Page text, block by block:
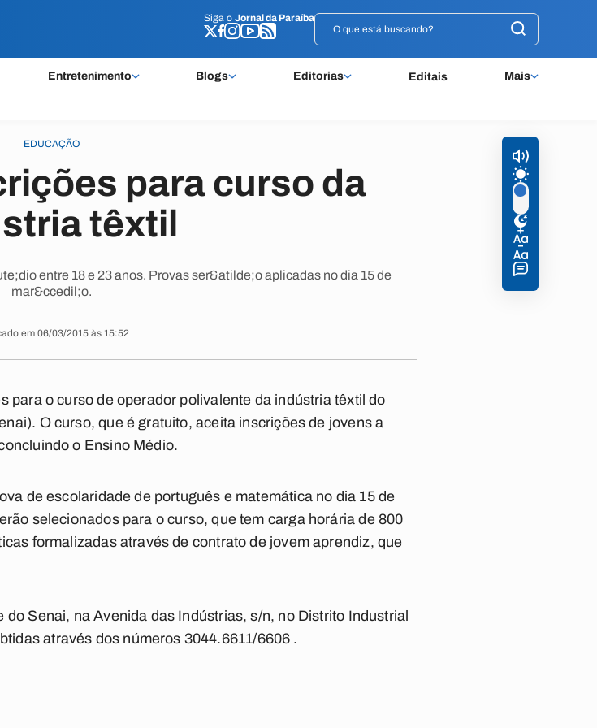
Siga o Jornal da Paraíba
Entretenimento Blogs Editorias Editais Mais
Siga o Jornal da Paraíba
EDUCAÇÃO
para curso da
têxtil
entre 18 e 23 anos. Provas ser&atilde;o aplicadas no dia 15 de
mar&ccedil;o.
em 06/03/2015 às 15:52
para o curso de operador polivalente da indústria têxtil do
O curso, que é gratuito, aceita inscrições de jovens a
o Ensino Médio.
de escolaridade de português e matemática no dia 15 de
selecionados para o curso, que tem carga horária de 800
formalizadas através de contrato de jovem aprendiz, que
Senai, na Avenida das Indústrias, s/n, no Distrito Industrial
através dos números 3044.6611/6606 .